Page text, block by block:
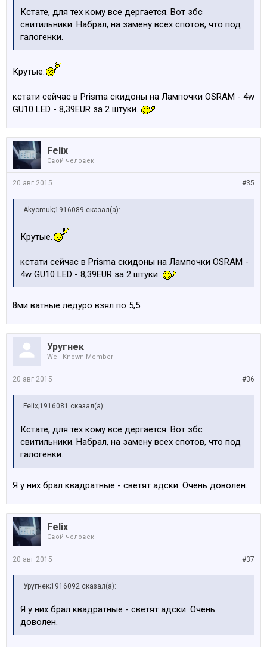
Кстате, для тех кому все дергается. Вот збс
свитильники. Набрал, на замену всех спотов, что под
галогенки.
Крутые.
кстати сейчас в Prisma скидоны на Лампочки OSRAM - 4w
GU10 LED - 8,39EUR за 2 штуки.
Felix
Свой человек
#35
20 авг 2015
Akycmuk;1916089 сказал(а):
Крутые.
кстати сейчас в Prisma скидоны на Лампочки OSRAM -
4w GU10 LED - 8,39EUR за 2 штуки.
8ми ватные ледуро взял по 5,5
Уругнек
Well-Known Member
#36
20 авг 2015
Felix;1916081 сказал(а):
Кстате, для тех кому все дергается. Вот збс
свитильники. Набрал, на замену всех спотов, что под
галогенки.
Я у них брал квадратные - светят адски. Очень доволен.
Felix
Свой человек
#37
20 авг 2015
Уругнек;1916092 сказал(а):
Я у них брал квадратные - светят адски. Очень
доволен.